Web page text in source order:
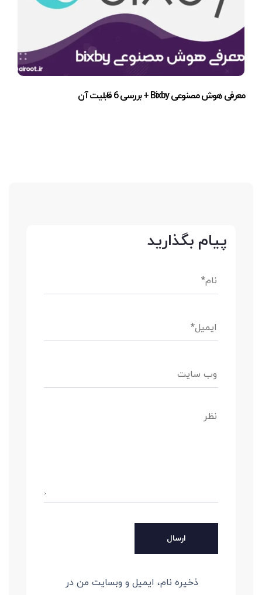
معرفی هوش مصنوعی Bixby + بررسی 6 قابلیت آن
پیام بگذارید
ذخیره نام، ایمیل و وبسایت من در